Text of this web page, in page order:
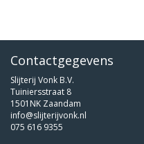
Contactgegevens
Slijterij Vonk B.V.
Tuiniersstraat 8
1501NK Zaandam
info@slijterijvonk.nl
075 616 9355